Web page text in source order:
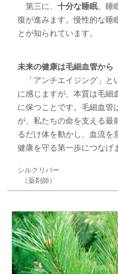
第三に、 十分な睡眠。睡
復が進みます。慢性的な睡
とが知られています。
未来の健康は毛細血管から
「アンチエイジング」
に感じますが、本質は毛細
に保つことです。毛細血管
が、私たちの命を支える最
るだけ体を動かし、血流を
健康を守る第一歩につなげ
シルクリバー
（薬剤師）